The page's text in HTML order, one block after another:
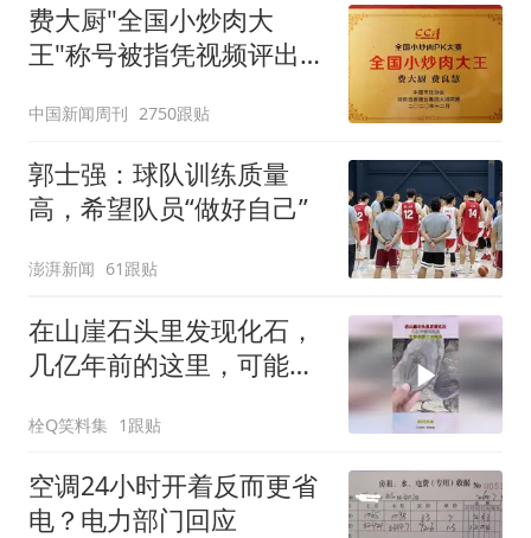
费大厨"全国小炒肉大
王"称号被指凭视频评出
中国新闻周刊 2750跟贴
郭士强：球队训练质量
高，希望队员“做好自己”
澎湃新闻 61跟贴
在山崖石头里发现化石，
几亿年前的这里，可能是
栓Q笑料集 1跟贴
空调24小时开着反而更省
电？电力部门回应